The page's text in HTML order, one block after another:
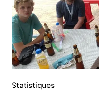
Statistiques